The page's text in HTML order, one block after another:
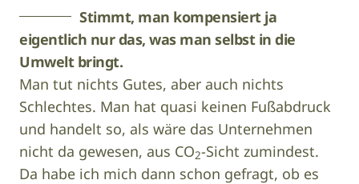
Stimmt, man kompensiert ja
eigentlich nur das, was man selbst in die
Umwelt bringt.
Man tut nichts Gutes, aber auch nichts
Schlechtes. Man hat quasi keinen Fußabdruck
und handelt so, als wäre das Unternehmen
nicht da gewesen, aus CO2-Sicht zumindest.
Da habe ich mich dann schon gefragt, ob es